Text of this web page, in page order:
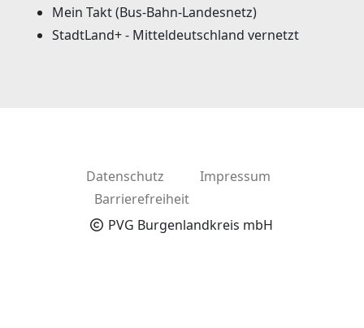
Mein Takt (Bus-Bahn-Landesnetz)
StadtLand+ - Mitteldeutschland vernetzt
Datenschutz
Impressum
Barrierefreiheit
PVG Burgenlandkreis mbH